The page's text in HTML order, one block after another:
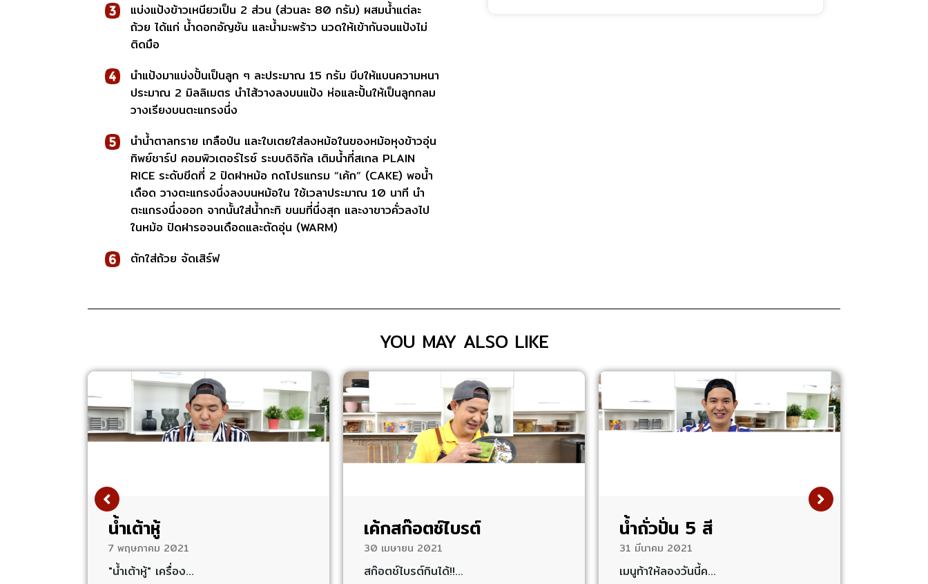
แบ่งแป้งข้าวเหนียวเป็น 2 ส่วน (ส่วนละ 80 กรัม) ผสมน้ำแต่ละ
ถ้วย ได้แก่ น้ำดอกอัญชัน และน้ำมะพร้าว นวดให้เข้ากันจนแป้งไม่
ติดมือ
นำแป้งมาแบ่งปั้นเป็นลูก ๆ ละประมาณ 15 กรัม บีบให้แบนความหนา
ประมาณ 2 มิลลิเมตร นำไส้วางลงบนแป้ง ห่อและปั้นให้เป็นลูกกลม
วางเรียงบนตะแกรงนึ่ง
นำน้ำตาลทราย เกลือป่น และใบเตยใส่ลงหม้อในของหม้อหุงข้าวอุ่น
ทิพย์ชาร์ป คอมพิวเตอร์ไรซ์ ระบบดิจิทัล เติมน้ำที่สเกล PLAIN
RICE ระดับขีดที่ 2 ปิดฝาหม้อ กดโปรแกรม “เค้ก” (CAKE) พอน้ำ
เดือด วางตะแกรงนึ่งลงบนหม้อใน ใช้เวลาประมาณ 10 นาที นำ
ตะแกรงนึ่งออก จากนั้นใส่น้ำกะทิ ขนมที่นึ่งสุก และงาขาวคั่วลงไป
ในหม้อ ปิดฝารอจนเดือดและตัดอุ่น (WARM)
ตักใส่ถ้วย จัดเสิร์ฟ
YOU MAY ALSO LIKE
น้ำเต้าหู้
7 พฤษภาคม 2021
"น้ำเต้าหู้" เครื่อง…
เค้กสก๊อตช์ไบรต์
30 เมษายน 2021
สก๊อตช์ไบรต์กินได้!!…
น้ำถั่วปั่น 5 สี
31 มีนาคม 2021
เมนูท้าให้ลองวันนี้ค…